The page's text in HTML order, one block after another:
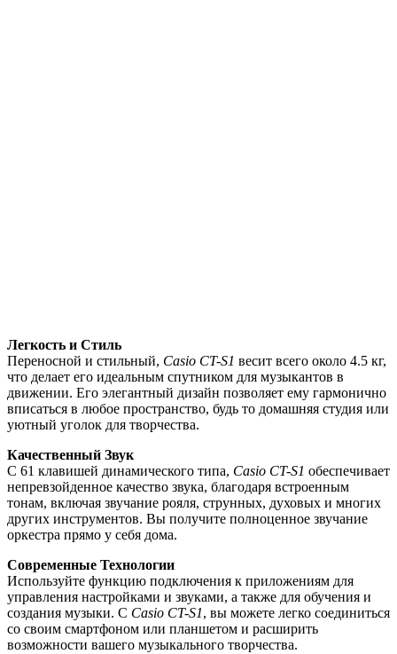
Легкость и Стиль
Переносной и стильный, Casio CT-S1 весит всего около 4.5 кг,
что делает его идеальным спутником для музыкантов в
движении. Его элегантный дизайн позволяет ему гармонично
вписаться в любое пространство, будь то домашняя студия или
уютный уголок для творчества.
Качественный Звук
С 61 клавишей динамического типа, Casio CT-S1 обеспечивает
непревзойденное качество звука, благодаря встроенным
тонам, включая звучание рояля, струнных, духовых и многих
других инструментов. Вы получите полноценное звучание
оркестра прямо у себя дома.
Современные Технологии
Используйте функцию подключения к приложениям для
управления настройками и звуками, а также для обучения и
создания музыки. С Casio CT-S1, вы можете легко соединиться
со своим смартфоном или планшетом и расширить
возможности вашего музыкального творчества.